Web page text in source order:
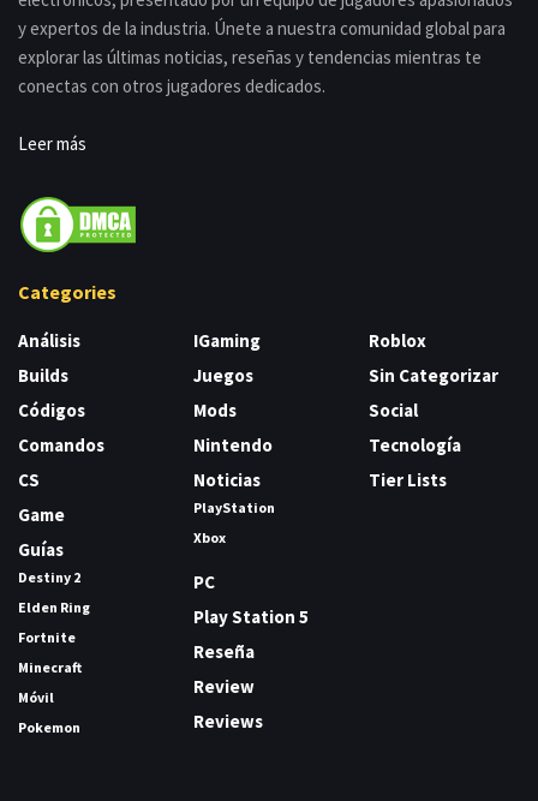
y expertos de la industria. Únete a nuestra comunidad global para
explorar las últimas noticias, reseñas y tendencias mientras te
conectas con otros jugadores dedicados.
Leer más
Categories
Análisis
Builds
Códigos
Comandos
CS
Game
Guías
Destiny 2
Elden Ring
Fortnite
Minecraft
Móvil
Pokemon
IGaming
Juegos
Mods
Nintendo
Noticias
PlayStation
Xbox
PC
Play Station 5
Reseña
Review
Reviews
Roblox
Sin Categorizar
Social
Tecnología
Tier Lists